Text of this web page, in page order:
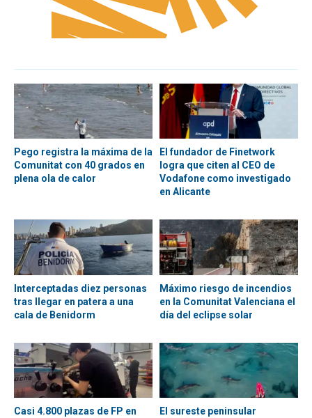
Pego registra la máxima de la
Comunitat con 40 grados en
plena ola de calor
El fundador de Finetwork
logra que citen al CEO de
Vodafone como investigado
en Alicante
Interceptadas diez personas
tras llegar en patera a una
cala de Benidorm
Máximo riesgo de incendios
en la Comunitat Valenciana el
día del eclipse solar
Casi 4.800 plazas de FP en
El sureste peninsular